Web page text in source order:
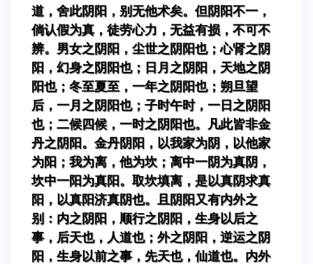
道，舍此阴阳，别无他术矣。但阴阳不一，
倘认假为真，徒劳心力，无益有损，不可不
辨。男女之阴阳，尘世之阴阳也；心肾之阴
阳，幻身之阴阳也；日月之阴阳，天地之阴
阳也；冬至夏至，一年之阴阳也；朔旦望
后，一月之阴阳也；子时午时，一日之阴阳
也；二候四候，一时之阴阳也。凡此皆非金
丹之阴阳。金丹阴阳，以我家为阴，以他家
为阳；我为离，他为坎；离中一阴为真阴，
坎中一阳为真阳。取坎填离，是以真阴求真
阳，以真阳济真阴也。且阴阳又有内外之
别：内之阴阳，顺行之阴阳，生身以后之
事，后天也，人道也；外之阴阳，逆运之阴
阳，生身以前之事，先天也，仙道也。内外